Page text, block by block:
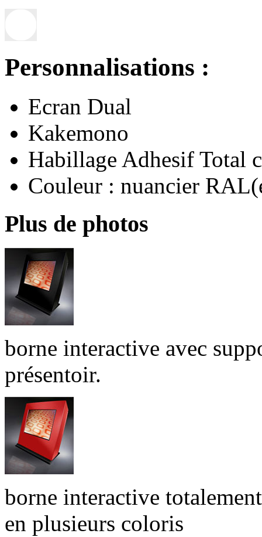
Personnalisations :
Ecran Dual
Kakemono
Habillage Adhesif Total
Couleur : nuancier
Plus de photos
borne interactive avec
présentoir.
borne interactive
en plusieurs coloris